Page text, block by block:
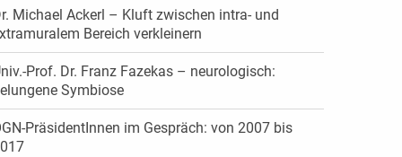
Michael Ackerl – Kluft zwischen intra- und
Bereich verkleinern
Prof. Dr. Franz Fazekas – neurologisch:
Symbiose
PräsidentInnen im Gespräch: von 2007 bis